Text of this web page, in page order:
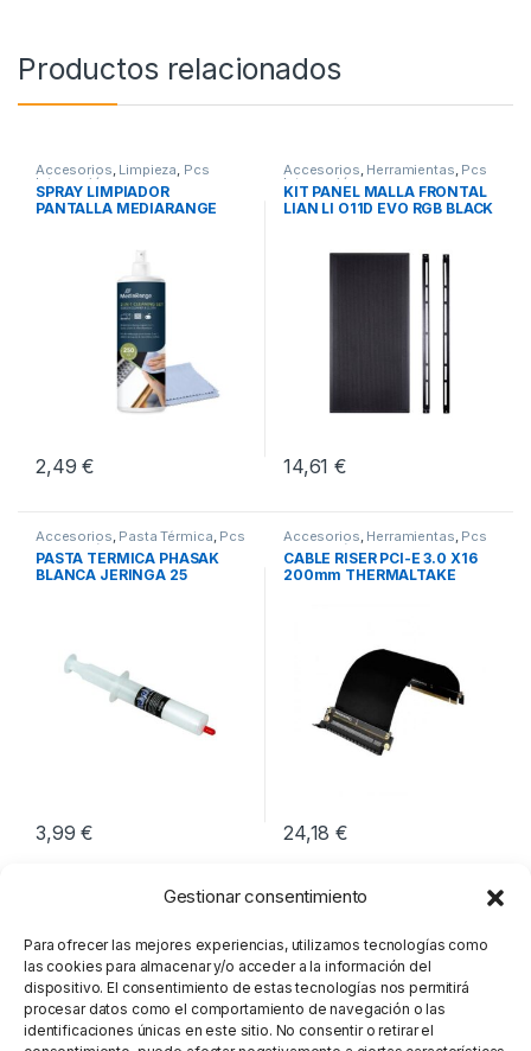
Gestionar consentimiento
Para ofrecer las mejores experiencias, utilizamos tecnologías como
las cookies para almacenar y/o acceder a la información del
dispositivo. El consentimiento de estas tecnologías nos permitirá
procesar datos como el comportamiento de navegación o las
identificaciones únicas en este sitio. No consentir o retirar el
Productos relacionados
Accesorios, Limpieza, Pcs
Integración
SPRAY LIMPIADOR
PANTALLA MEDIARANGE
2,49€
Accesorios, Herramientas, Pcs
Integración
KIT PANEL MALLA FRONTAL
LIAN LI O11D EVO RGB BLACK
14,61€
Accesorios, Pasta Térmica, Pcs
Integración
PASTA TERMICA PHASAK
BLANCA JERINGA 25
3,99€
Accesorios, Herramientas, Pcs
Integración
CABLE RISER PCI-E 3.0 X16
200mm THERMALTAKE
24,18€